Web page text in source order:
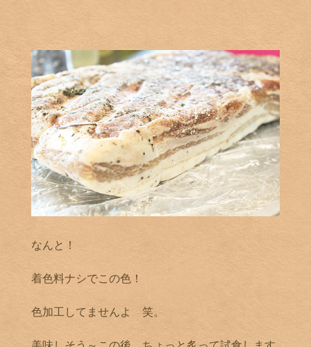
なんと！
着色料ナシでこの色！
色加工してませんよ 笑。